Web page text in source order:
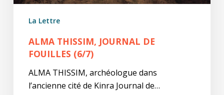
La Lettre
ALMA THISSIM, JOURNAL DE
FOUILLES (6/7)
ALMA THISSIM, archéologue dans
l’ancienne cité de Kinra Journal de…